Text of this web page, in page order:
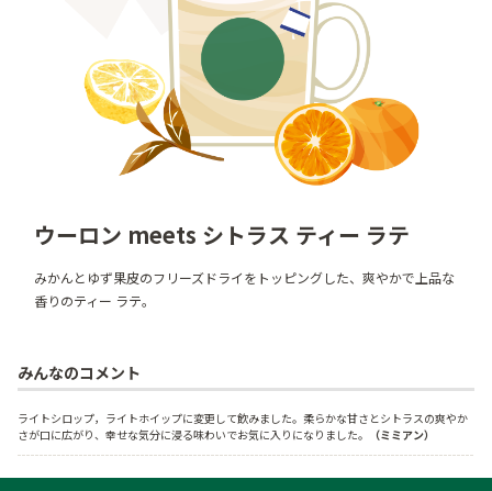
ウーロン meets シトラス ティー ラテ
みかんとゆず果皮のフリーズドライをトッピングした、爽やかで上品な
香りのティー ラテ。
みんなのコメント
ライトシロップ，ライトホイップに変更して飲みました。柔らかな甘さとシトラスの爽やか
さが口に広がり、幸せな気分に浸る味わいでお気に入りになりました。
（ミミアン）